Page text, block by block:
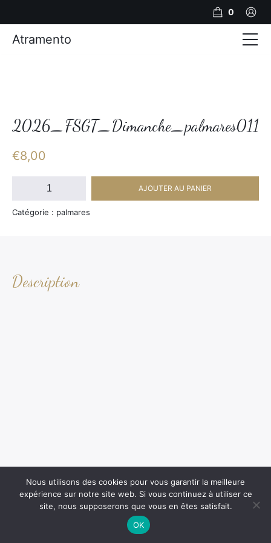
2026_FSGT_Dimanche_palmares011
€8,00
quantité
2026_FSGT_Dimanche_palmares011
AJOUTER AU PANIER
Catégorie : palmares
Description
0
Atramento
Photos
Nous utilisons des cookies pour vous garantir la meilleure
expérience sur notre site web. Si vous continuez à utiliser ce
site, nous supposerons que vous en êtes satisfait.
OK